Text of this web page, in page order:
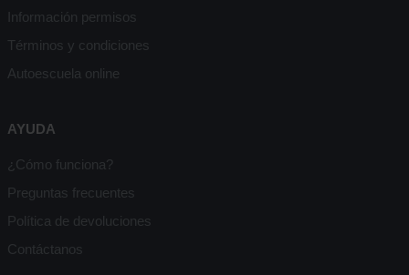
Información permisos
Términos y condiciones
Autoescuela online
AYUDA
¿Cómo funciona?
Preguntas frecuentes
Política de devoluciones
Contáctanos